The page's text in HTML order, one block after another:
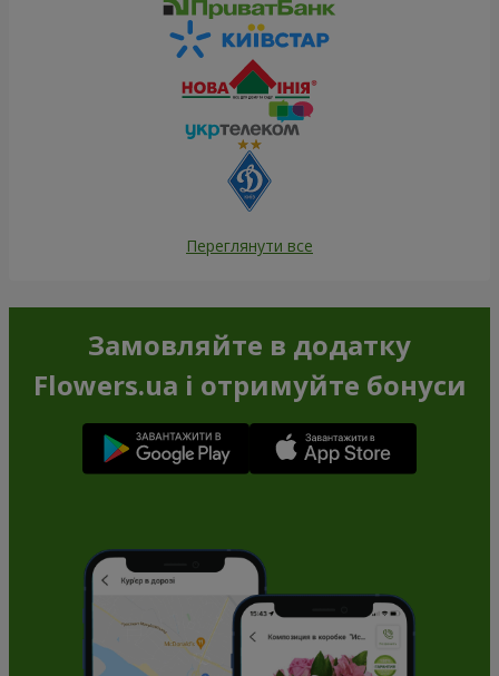
Переглянути все
Замовляйте в додатку
Flowers.ua і отримуйте бонуси